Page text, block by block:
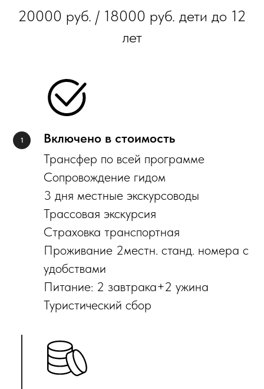
20000 руб. / 18000 руб. дети до 12
лет
Включено в стоимость
Трансфер по всей программе
Сопровождение гидом
3 дня местные экскурсоводы
Трассовая экскурсия
Страховка транспортная
Проживание 2местн. станд. номера с
удобствами
Питание: 2 завтрака+2 ужина
Туристический сбор